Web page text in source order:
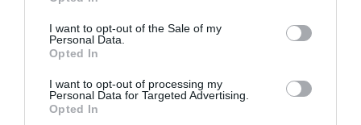
use your data for below specified purposes in below Google
consent section.
I want to opt-out of the Sale of my
Personal Data.
Opted In
I want to opt-out of processing my
Personal Data for Targeted Advertising.
Opted In
"Az ember, aki a tengert nézi, szerelemtől
sújtott gyerek." Jean-Michel Maulpoix
KÖZÖSSÉGÜNK TÉGED IS VÁR!